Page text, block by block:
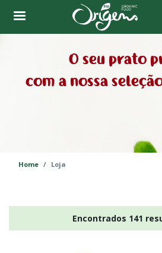
Passar
para
o
O seu prato
com a nossa
Home Loja
Encontrados 141